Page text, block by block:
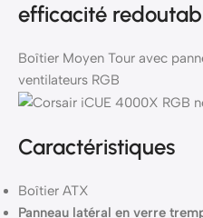
efficacité
Boîtier Moyen Tour avec
ventilateurs RGB
Caractéristiques
Boîtier ATX
Panneau latéral en verre